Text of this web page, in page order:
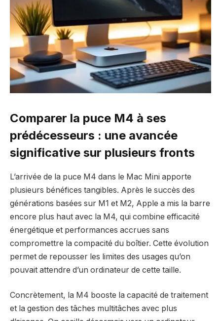
Comparer la puce M4 à ses
prédécesseurs : une avancée
significative sur plusieurs fronts
L’arrivée de la puce M4 dans le Mac Mini apporte
plusieurs bénéfices tangibles. Après le succès des
générations basées sur M1 et M2, Apple a mis la barre
encore plus haut avec la M4, qui combine efficacité
énergétique et performances accrues sans
compromettre la compacité du boîtier. Cette évolution
permet de repousser les limites des usages qu’on
pouvait attendre d’un ordinateur de cette taille.
Concrètement, la M4 booste la capacité de traitement
et la gestion des tâches multitâches avec plus